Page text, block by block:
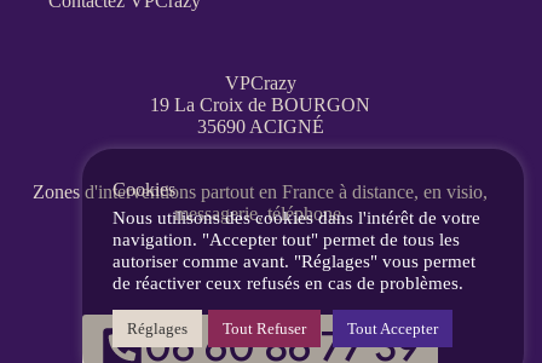
VPCrazy
19 La Croix de BOURGON
35690 ACIGNÉ
Zones d'interventions partout en France à distance, en visio,
messagerie, téléphone.
06 60 86 77 39
Cookies
Nous utilisons des cookies dans l'intérêt de votre
navigation. "Accepter tout" permet de tous les
autoriser comme avant. "Réglages" vous permet
de réactiver ceux refusés en cas de problèmes.
Réglages Tout Refuser Tout Accepter